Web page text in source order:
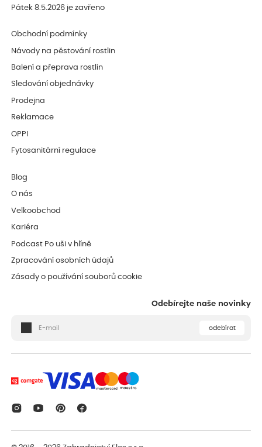
Pátek 8.5.2026 je zavřeno
Obchodní podmínky
Návody na pěstování rostlin
Balení a přeprava rostlin
Sledování objednávky
Prodejna
Reklamace
OPPI
Fytosanitární regulace
Blog
O nás
Velkoobchod
Kariéra
Podcast Po uši v hlíně
Zpracování osobních údajů
Zásady o používání souborů cookie
Odebírejte naše novinky
odebírat